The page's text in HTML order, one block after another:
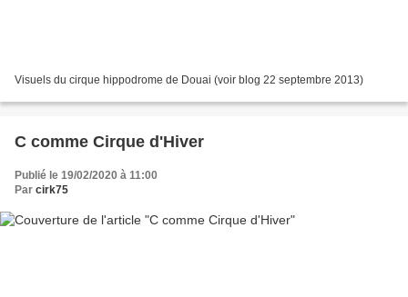
Visuels du cirque hippodrome de Douai (voir blog 22 septembre 2013)
C comme Cirque d'Hiver
Publié le 19/02/2020 à 11:00
Par cirk75